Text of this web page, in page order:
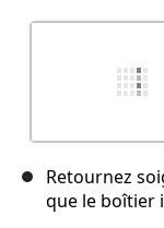
Retournez
que le boîtier